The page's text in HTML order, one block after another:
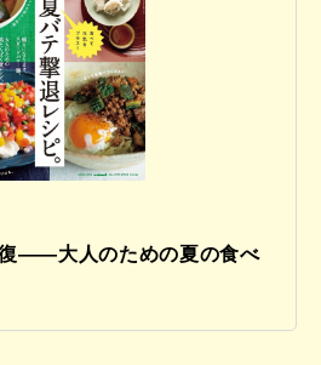
——大人のための夏の食べ